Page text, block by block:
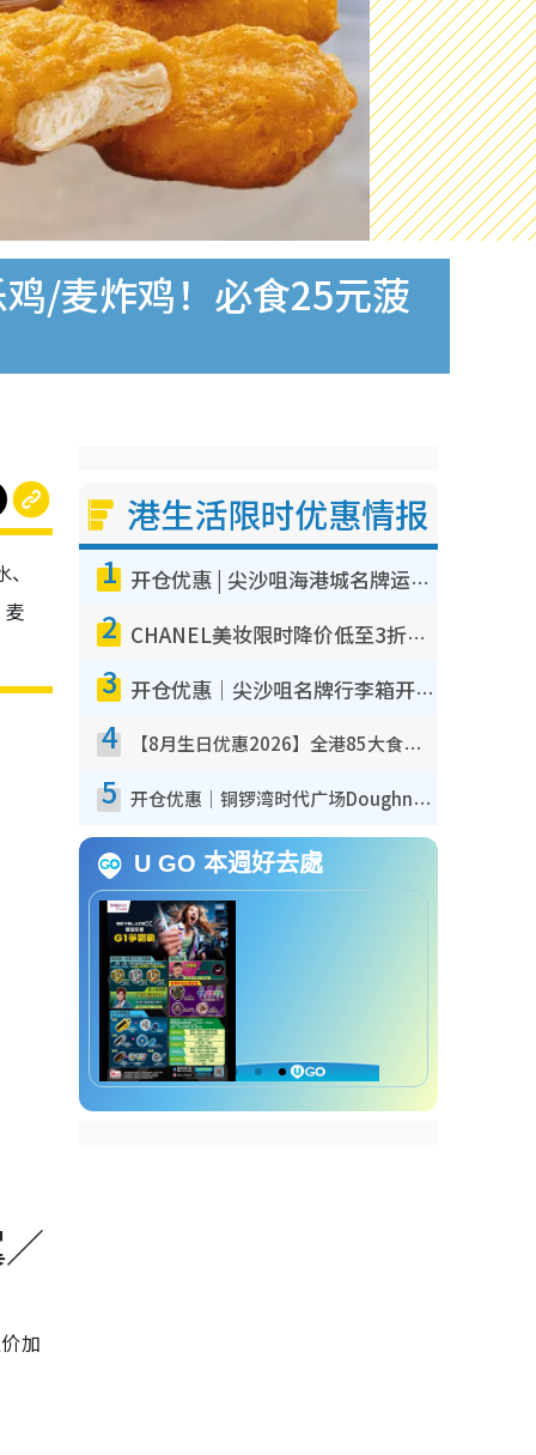
/麦炸鸡！必食25元菠
加
港生活限时优惠情报
1 开仓优惠 | 尖沙咀海港城名牌运动鞋开仓低至1折！On鞋$899起/Joy&Peace鞋履$98起
2 CHANEL美妆限时降价低至3折！人气粉底/唇膏/精华液低至$275！COCO香水都有平
3 开仓优惠｜尖沙咀名牌行李箱开仓低至4折！一连5日 American Tourister/ace./Hallmark $200起
4 【8月生日优惠2026】全港85大食买玩著数攻略 自助餐/火锅放题同行免费＋诚品/DONKI送现金券
5 开仓优惠｜铜锣湾时代广场Doughnut/Campo Marzio开仓低至1折！背囊、书包、手袋劈价$200起
U GO 本週好去處